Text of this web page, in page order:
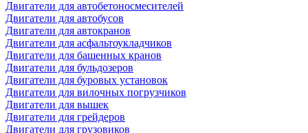
Двигатели для автобетоносмесителей
Двигатели для автобусов
Двигатели для автокранов
Двигатели для асфальтоукладчиков
Двигатели для башенных кранов
Двигатели для бульдозеров
Двигатели для буровых установок
Двигатели для вилочных погрузчиков
Двигатели для вышек
Двигатели для грейдеров
Двигатели для грузовиков